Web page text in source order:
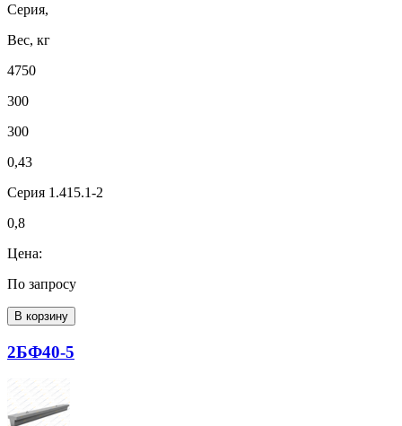
Серия,
Вес, кг
4750
300
300
0,43
Серия 1.415.1-2
0,8
Цена:
По запросу
В корзину
2БФ40-5